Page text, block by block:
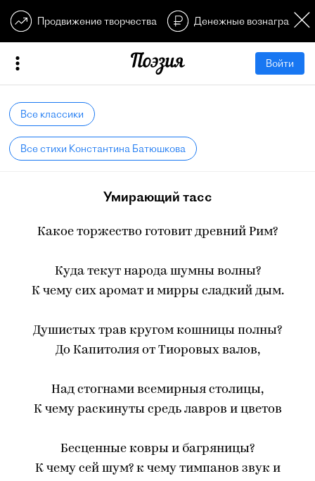
Продвижение творчества Денежные
Войти
Все классики
Все стихи Константина Батюшкова
Умирающий тасс
Какое торжество готовит древний Рим?
Куда текут народа шумны волны?
К чему сих аромат и мирры сладкий дым.
Душистых трав кругом кошницы полны?
До Капитолия от Тиоровых валов,
Над стогнами всемирныя столицы,
К чему раскинуты средь лавров и цветов
Бесценные ковры и багряницы?
К чему сей шум? к чему тимпанов звук и